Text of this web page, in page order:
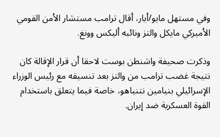
وفي مستهل مايو/أيار، أقال ترامب مستشار الأمن القومي
الأميركي مايكل والتز ونائبه أليكس وونغ.
وذكرت صحيفة واشنطن بوست لاحقا أن قرار الإقالة كان
نتيجة غضب ترامب من والتز بعد تنسيقه مع رئيس الوزراء
الإسرائيلي بنيامين نتنياهو، خاصة فيما يتعلق باستخدام
القوة العسكرية ضد إيران.